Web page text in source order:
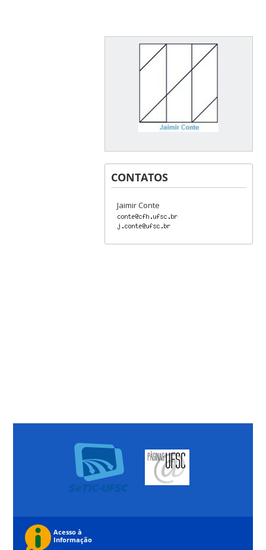
CONTATOS
Jaimir Conte